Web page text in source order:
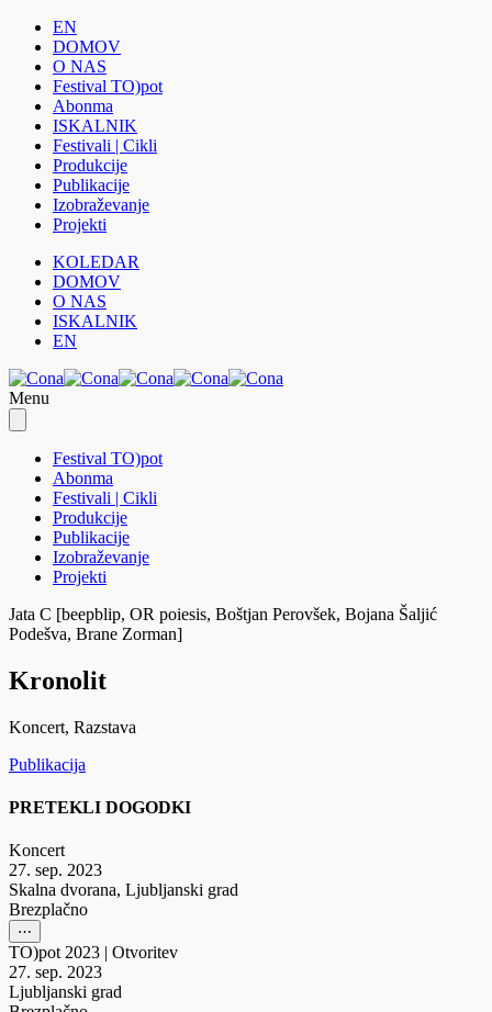
EN
DOMOV
O NAS
Festival TO)pot
Abonma
ISKALNIK
Festivali | Cikli
Produkcije
Publikacije
Izobraževanje
Projekti
KOLEDAR
DOMOV
O NAS
ISKALNIK
EN
Menu
Festival TO)pot
Abonma
Festivali | Cikli
Produkcije
Publikacije
Izobraževanje
Projekti
Jata C [beepblip, OR poiesis, Boštjan Perovšek, Bojana Šaljić
Podešva, Brane Zorman]
Kronolit
Koncert, Razstava
Publikacija
PRETEKLI DOGODKI
Koncert
27. sep. 2023
Skalna dvorana, Ljubljanski grad
Brezplačno
⋯
TO)pot 2023 | Otvoritev
27. sep. 2023
Ljubljanski grad